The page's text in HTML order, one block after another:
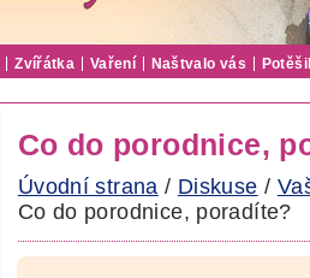
Zvířátka Vaření Naštvalo vás
Co do porodnice,
Úvodní strana / Diskuse /
Co do porodnice, poradíte?